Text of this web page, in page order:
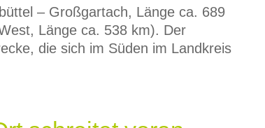
– Großgartach, Länge ca. 689
Länge ca. 538 km). Der
die sich im Süden im Landkreis